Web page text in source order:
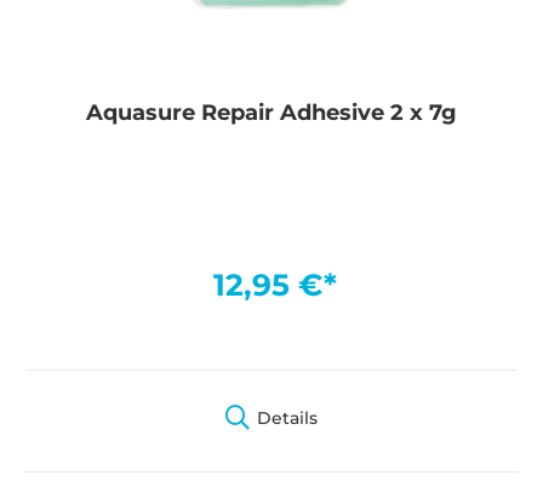
Aquasure Repair Adhesive 2 x 7g
12,95 €*
Details